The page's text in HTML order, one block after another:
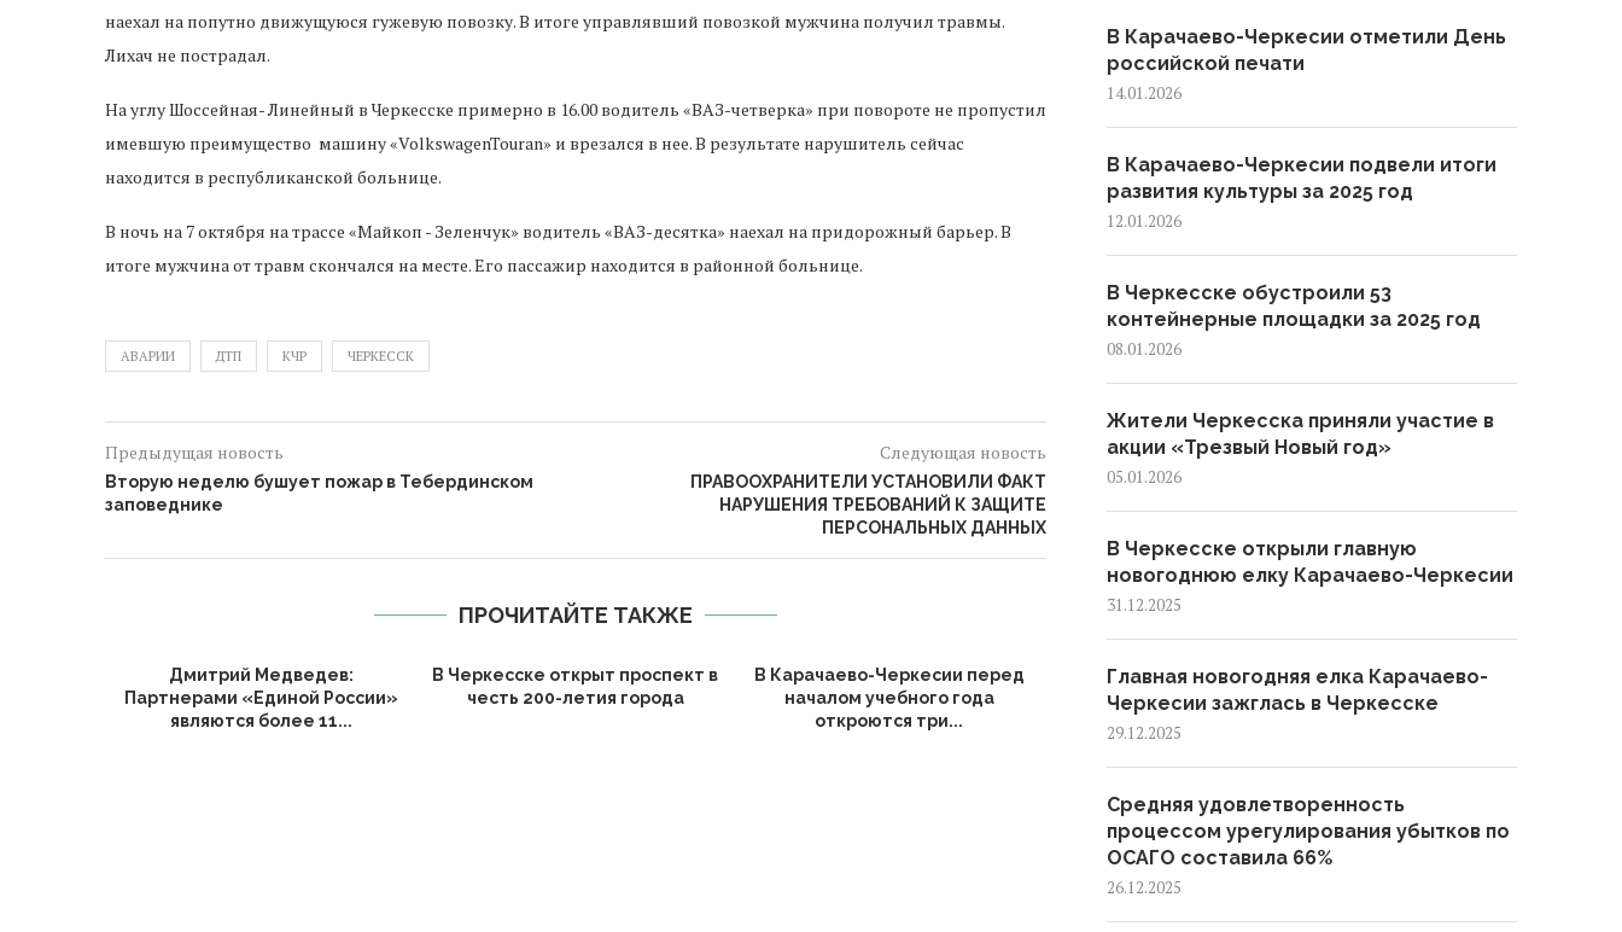
наехал на попутно движущуюся гужевую повозку. В итоге управлявший повозкой мужчина получил травмы.
Лихач не пострадал.
На углу Шоссейная- Линейный в Черкесске примерно в 16.00 водитель «ВАЗ-четверка» при повороте не пропустил
имевшую преимущество машину «VolkswagenTouran» и врезался в нее. В результате нарушитель сейчас
находится в республиканской больнице.
В ночь на 7 октября на трассе «Майкоп - Зеленчук» водитель «ВАЗ-десятка» наехал на придорожный барьер. В
итоге мужчина от травм скончался на месте. Его пассажир находится в районной больнице.
АВАРИИ ДТП КЧР ЧЕРКЕССК
Предыдущая новость
Вторую неделю бушует пожар в Тебердинском
заповеднике
Следующая новость
ПРАВООХРАНИТЕЛИ УСТАНОВИЛИ ФАКТ
НАРУШЕНИЯ ТРЕБОВАНИЙ К ЗАЩИТЕ
ПЕРСОНАЛЬНЫХ ДАННЫХ
ПРОЧИТАЙТЕ ТАКЖЕ
Дмитрий Медведев:
Партнерами «Единой России»
являются более 11...
В Черкесске открыт проспект в
честь 200-летия города
В Карачаево-Черкесии перед
началом учебного года
откроются три...
В Карачаево-Черкесии отметили День
российской печати
14.01.2026
В Карачаево-Черкесии подвели итоги
развития культуры за 2025 год
12.01.2026
В Черкесске обустроили 53
контейнерные площадки за 2025 год
08.01.2026
Жители Черкесска приняли участие в
акции «Трезвый Новый год»
05.01.2026
В Черкесске открыли главную
новогоднюю елку Карачаево-Черкесии
31.12.2025
Главная новогодняя елка Карачаево-
Черкесии зажглась в Черкесске
29.12.2025
Средняя удовлетворенность
процессом урегулирования убытков по
ОСАГО составила 66%
26.12.2025